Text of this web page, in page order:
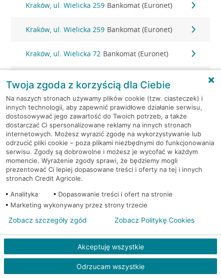
Kraków, ul. Wielicka 259 Bankomat (Euronet)
Kraków, ul. Wielicka 259 Bankomat (Euronet)
Kraków, ul. Wielicka 72 Bankomat (Euronet)
Kraków, ul. Wielicka 72 Bankomat (Euronet)
Kraków, ul. Wielicka 79 Bankomat (Euronet)
Kraków, ul. Wiślna 6 Bankomat (Euronet)
Kraków, ul. Włoska 2 Bankomat (Euronet)
Kraków, ul. Wrocławska 43A Bankomat (Euronet)
Kraków, ul. Wysłouchów 1 Bankomat (Euronet)
Kraków, ul. Zakopiańska 105 Bankomat (Euronet)
Kraków, ul. Zakopiańska 62 Bankomat (Euronet)
Twoja zgoda z korzyścią dla Ciebie
Na naszych stronach używamy plików cookie (tzw. ciasteczek) i
innych technologii, aby zapewnić prawidłowe działanie serwisu,
dostosowywać jego zawartość do Twoich potrzeb, a także
dostarczać Ci spersonalizowane reklamy na innych stronach
internetowych. Możesz wyrazić zgodę na wykorzystywanie lub
odrzucić pliki cookie – poza plikami niezbędnymi do funkcjonowania
serwisu. Zgody są dobrowolne i możesz je wycofać w każdym
momencie. Wyrażenie zgody sprawi, że będziemy mogli
prezentować Ci lepiej dopasowane treści i oferty na tej i innych
stronach Credit Agricole.
Analityka
Dopasowanie treści i ofert na stronie
Marketing wykonywany przez strony trzecie
Akceptuję wszystkie
Odrzucam wszystkie
Zobacz szczegóły zgód Zobacz Politykę Cookies